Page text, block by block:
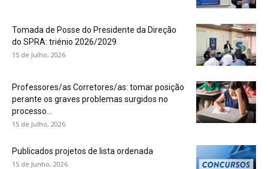
Tomada de Posse do Presidente da Direção
do SPRA: triénio 2026/2029
15 de Julho, 2026
Professores/as Corretores/as: tomar posição
perante os graves problemas surgidos no
processo...
15 de Julho, 2026
Publicados projetos de lista ordenada
15 de Junho, 2026